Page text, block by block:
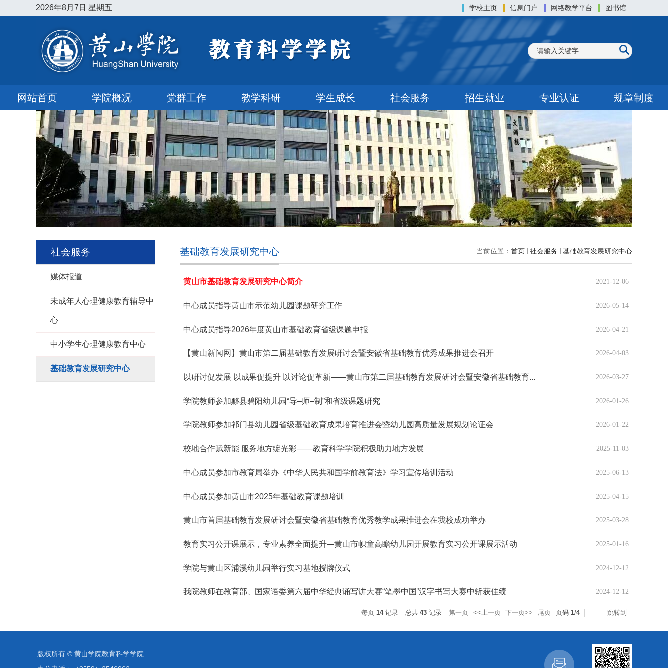
2026年8月7日 星期五 学校主页 信息门户 网络教学平台 图书馆
网站首页 学院概况 党群工作 教学科研 学生成长 社会服务 招生就业 专业认证 规章制度
社会服务
媒体报道
未成年人心理健康教育辅导中
心
中小学生心理健康教育中心
基础教育发展研究中心
当前位置： 首页 社会服务 基础教育发展研究中心
基础教育发展研究中心
黄山市基础教育发展研究中心简介 2021-12-06
中心成员指导黄山市示范幼儿园课题研究工作 2026-05-14
中心成员指导2026年度黄山市基础教育省级课题申报 2026-04-21
【黄山新闻网】黄山市第二届基础教育发展研讨会暨安徽省基础教育优秀成果推进会召开 2026-04-03
以研讨促发展 以成果促提升 以讨论促革新——黄山市第二届基础教育发展研讨会暨安徽省基础教育... 2026-03-27
学院教师参加黟县碧阳幼儿园“导–师–制”和省级课题研究 2026-01-26
学院教师参加祁门县幼儿园省级基础教育成果培育推进会暨幼儿园高质量发展规划论证会 2026-01-22
校地合作赋新能 服务地方绽光彩——教育科学学院积极助力地方发展 2025-11-03
中心成员参加市教育局举办《中华人民共和国学前教育法》学习宣传培训活动 2025-06-13
中心成员参加黄山市2025年基础教育课题培训 2025-04-15
黄山市首届基础教育发展研讨会暨安徽省基础教育优秀教学成果推进会在我校成功举办 2025-03-28
教育实习公开课展示，专业素养全面提升—黄山市帜童高瞻幼儿园开展教育实习公开课展示活动 2025-01-16
学院与黄山区浦溪幼儿园举行实习基地授牌仪式 2024-12-12
我院教师在教育部、国家语委第六届中华经典诵写讲大赛“笔墨中国”汉字书写大赛中斩获佳绩 2024-12-12
每页 14记录 总共 43 记录 第一页 <<上一页 下一页>> 尾页 页码 1/4 跳转到
版权所有 ©️ 黄山学院教育科学学院